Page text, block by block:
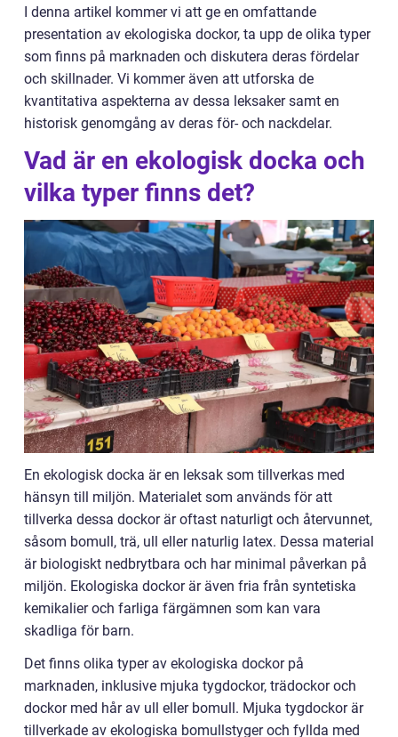
I denna artikel kommer vi att ge en omfattande
presentation av ekologiska dockor, ta upp de olika typer
som finns på marknaden och diskutera deras fördelar
och skillnader. Vi kommer även att utforska de
kvantitativa aspekterna av dessa leksaker samt en
historisk genomgång av deras för- och nackdelar.
Vad är en ekologisk docka och
vilka typer finns det?
En ekologisk docka är en leksak som tillverkas med
hänsyn till miljön. Materialet som används för att
tillverka dessa dockor är oftast naturligt och återvunnet,
såsom bomull, trä, ull eller naturlig latex. Dessa material
är biologiskt nedbrytbara och har minimal påverkan på
miljön. Ekologiska dockor är även fria från syntetiska
kemikalier och farliga färgämnen som kan vara
skadliga för barn.
Det finns olika typer av ekologiska dockor på
marknaden, inklusive mjuka tygdockor, trädockor och
dockor med hår av ull eller bomull. Mjuka tygdockor är
tillverkade av ekologiska bomullstyger och fyllda med